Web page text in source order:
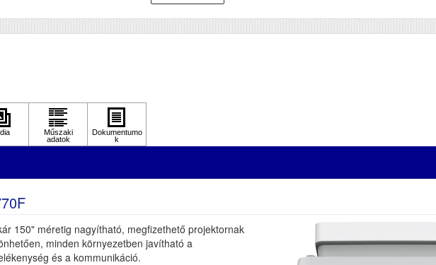
150" méretig nagyítható, megfizethető projektornak
minden környezetben javítható a
és a kommunikáció.